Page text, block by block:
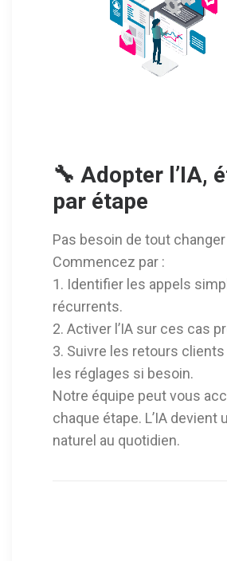
🔧 Adopter l’IA,
par étape
Pas besoin de tout changer
Commencez par :
1. Identifier les appels
récurrents.
2. Activer l’IA sur ces cas
3. Suivre les retours
les réglages si besoin.
Notre équipe peut vous
chaque étape. L’IA devient
naturel au quotidien.